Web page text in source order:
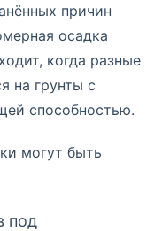
причин
осадка
когда разные
на грунты с
способностью.
могут быть
под